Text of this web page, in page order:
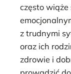
często wiąże
z trudnymi
oraz ich
zdrowie i